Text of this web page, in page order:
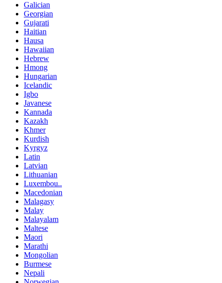
Galician
Georgian
Gujarati
Haitian
Hausa
Hawaiian
Hebrew
Hmong
Hungarian
Icelandic
Igbo
Javanese
Kannada
Kazakh
Khmer
Kurdish
Kyrgyz
Latin
Latvian
Lithuanian
Luxembou..
Macedonian
Malagasy
Malay
Malayalam
Maltese
Maori
Marathi
Mongolian
Burmese
Nepali